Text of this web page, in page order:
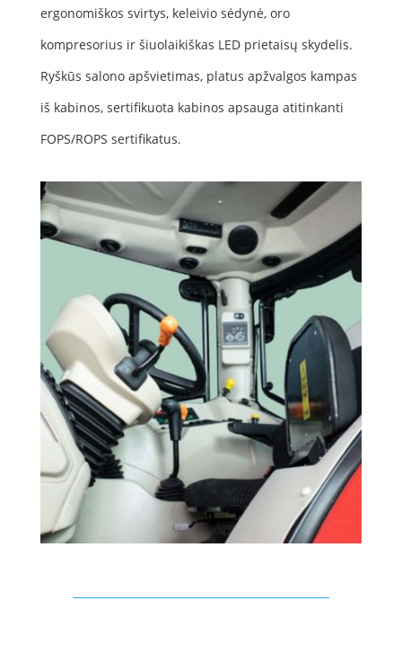
ergonomiškos svirtys, keleivio sėdynė, oro
kompresorius ir šiuolaikiškas LED prietaisų skydelis.
Ryškūs salono apšvietimas, platus apžvalgos kampas
iš kabinos, sertifikuota kabinos apsauga atitinkanti
FOPS/ROPS sertifikatus.